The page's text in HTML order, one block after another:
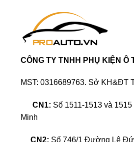
CÔNG TY TNHH PHỤ KIỆN Ô
MST: 0316689763. Sở KH&ĐT
CN1: Số 1511-1513 và
Minh
CN2: Số 746/1 Đường Lê